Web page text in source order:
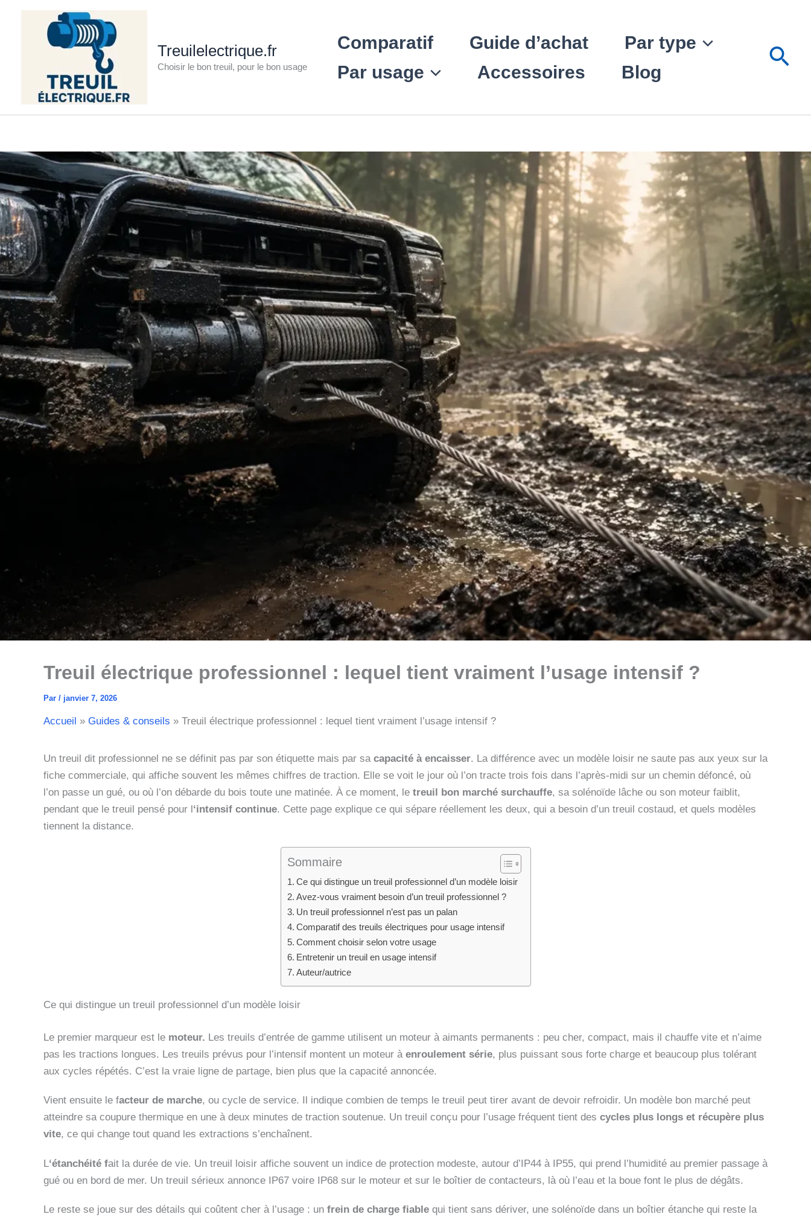
Treuilelectrique.fr
Choisir le bon treuil, pour le bon usage
Comparatif Guide d’achat
Par type
Par usage
Accessoires Blog
Treuil électrique professionnel : lequel tient vraiment l’usage intensif ?
Par / janvier 7, 2026
Accueil Guides & conseils Treuil électrique professionnel : lequel tient vraiment l’usage intensif ?
Un treuil dit professionnel ne se définit pas par son étiquette mais par sa capacité à encaisser. La différence avec un modèle loisir ne saute pas aux yeux sur la
fiche commerciale, qui affiche souvent les mêmes chiffres de traction. Elle se voit le jour où l’on tracte trois fois dans l’après-midi sur un chemin défoncé, où
l’on passe un gué, ou où l’on débarde du bois toute une matinée. À ce moment, le treuil bon marché surchauffe, sa solénoïde lâche ou son moteur faiblit,
pendant que le treuil pensé pour l‘intensif continue. Cette page explique ce qui sépare réellement les deux, qui a besoin d’un treuil costaud, et quels modèles
tiennent la distance.
Sommaire
Ce qui distingue un treuil professionnel d’un modèle loisir
Avez-vous vraiment besoin d’un treuil professionnel ?
Un treuil professionnel n’est pas un palan
Comparatif des treuils électriques pour usage intensif
Comment choisir selon votre usage
Entretenir un treuil en usage intensif
Auteur/autrice
Ce qui distingue un treuil professionnel d’un modèle loisir
Le premier marqueur est le moteur. Les treuils d’entrée de gamme utilisent un moteur à aimants permanents : peu cher, compact, mais il chauffe vite et n’aime
pas les tractions longues. Les treuils prévus pour l’intensif montent un moteur àenroulement série, plus puissant sous forte charge et beaucoup plus tolérant
aux cycles répétés. C’est la vraie ligne de partage, bien plus que la capacité annoncée.
Vient ensuite le facteur de marche, ou cycle de service. Il indique combien de temps le treuil peut tirer avant de devoir refroidir. Un modèle bon marché peut
atteindre sa coupure thermique en une à deux minutes de traction soutenue. Un treuil conçu pour l’usage fréquent tient des cycles plus longs et récupère plus
vite, ce qui change tout quand les extractions s’enchaînent.
L‘étanchéité fait la durée de vie. Un treuil loisir affiche souvent un indice de protection modeste, autour d’IP44 à IP55, qui prend l’humidité au premier passage à
gué ou en bord de mer. Un treuil sérieux annonce IP67 voire IP68 sur le moteur et sur le boîtier de contacteurs, là où l’eau et la boue font le plus de dégâts.
Le reste se joue sur des détails qui coûtent cher à l’usage : un frein de charge fiable qui tient sans dériver, une solénoïde dans un boîtier étanche qui reste la